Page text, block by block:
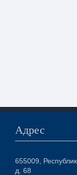
Адрес
655009,
д. 68